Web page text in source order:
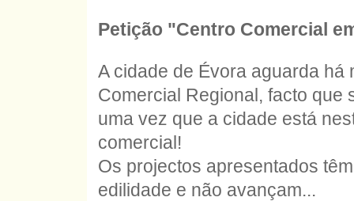
Petição "Centro Comercial
A cidade de Évora aguarda
Comercial Regional, facto que
uma vez que a cidade está
comercial!
Os projectos apresentados
edilidade e não avançam...